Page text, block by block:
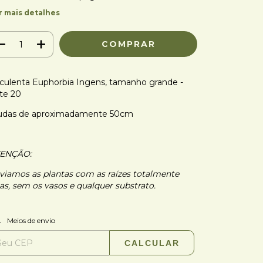
mais detalhes
Euphorbia Ingens, tamanho grande -
20
de aproximadamente 50cm
as plantas com as raízes totalmente
sem os vasos e qualquer substrato.
para o CEP:
Meios de envio
CALCULAR